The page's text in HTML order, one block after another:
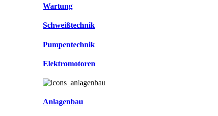
Wartung
Schweißtechnik
Pumpentechnik
Elektromotoren
Anlagenbau